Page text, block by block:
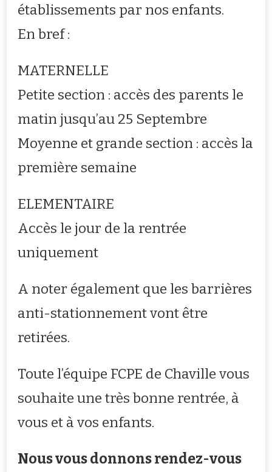
établissements par nos enfants.
En bref :
MATERNELLE
Petite section : accès des parents le
matin jusqu’au 25 Septembre
Moyenne et grande section : accès la
première semaine
ELEMENTAIRE
Accès le jour de la rentrée
uniquement
A noter également que les barrières
anti-stationnement vont être
retirées.
Toute l’équipe FCPE de Chaville vous
souhaite une très bonne rentrée, à
vous et à vos enfants.
Nous vous donnons rendez-vous